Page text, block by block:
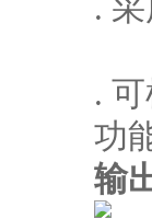
.
.
功
输